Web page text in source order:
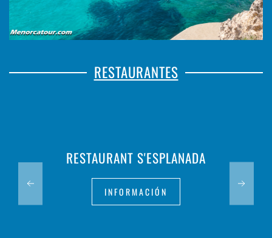
RESTAURANTES
RESTAURANT S'ESPLANADA
INFORMACIÓN